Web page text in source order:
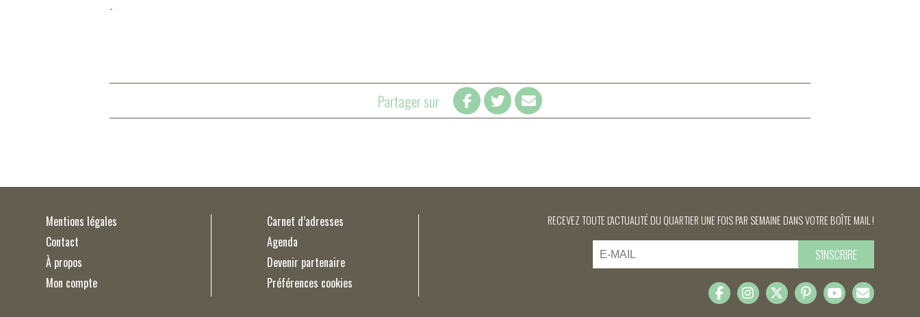
-
Partager sur
Mentions légales
Contact
À propos
Mon compte
Carnet d’adresses
Agenda
Devenir partenaire
Préférences cookies
RECEVEZ TOUTE L'ACTUALITÉ DU QUARTIER UNE FOIS PAR SEMAINE DANS VOTRE BOÎTE MAIL !